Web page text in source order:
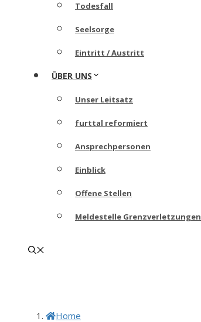
Todesfall
Seelsorge
Eintritt / Austritt
ÜBER UNS
Unser Leitsatz
furttal reformiert
Ansprechpersonen
Einblick
Offene Stellen
Meldestelle Grenzverletzungen
Home